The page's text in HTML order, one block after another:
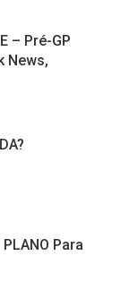
– Pré-GP
News,
Para